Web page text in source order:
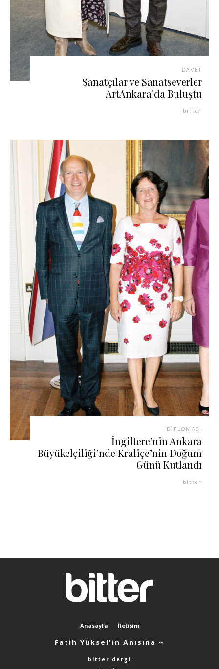
DAVET
Sanatçılar ve Sanatseverler
ArtAnkara’da Buluştu
bitter
DIPLOMASI
İngiltere’nin Ankara
Büyükelçiliği’nde Kraliçe’nin Doğum
Günü Kutlandı
bitter
Anasayfa İletişim
Fatih Yüksel'in Anısına ∞
bitter dergi